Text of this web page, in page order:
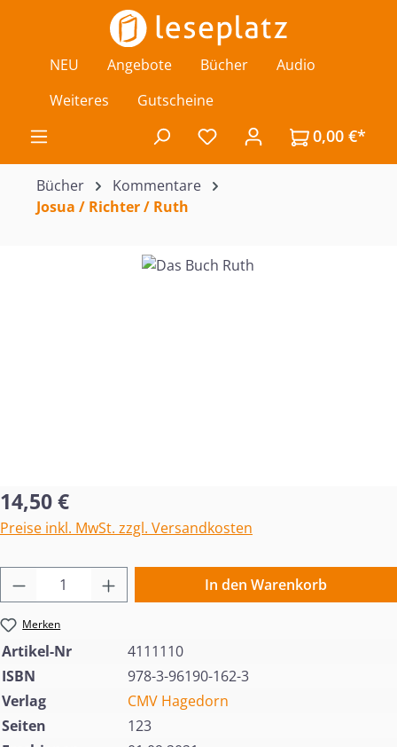
Zum Hauptinhalt springen
NEU Angebote Bücher
Audio
Weiteres
Gutscheine
Du hast 0 Produkte auf
0,00 €*
Bücher
Kommentare
Josua / Richter / Ruth
Bildergalerie überspringen
Regulärer Preis:
14,50 €
Preise inkl. MwSt. zzgl. Versandkosten
Produkt Anzahl: Gib den gewünschten
In den Warenkorb
Merken
Artikel-Nr
4111110
ISBN
978-3-96190-162-3
Verlag
CMV Hagedorn
Seiten
123